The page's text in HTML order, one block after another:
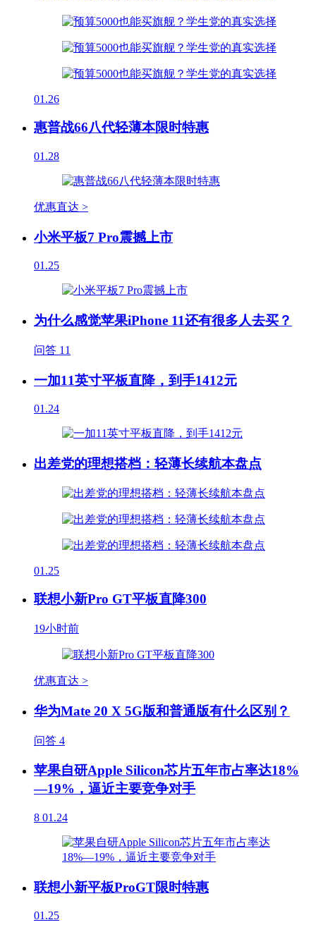
01.26
惠普战66八代轻薄本限时特惠
01.28
优惠直达 >
小米平板7 Pro震撼上市
01.25
为什么感觉苹果iPhone 11还有很多人去买？
问答 11
一加11英寸平板直降，到手1412元
01.24
出差党的理想搭档：轻薄长续航本盘点
01.25
联想小新Pro GT平板直降300
19小时前
优惠直达 >
华为Mate 20 X 5G版和普通版有什么区别？
问答 4
苹果自研Apple Silicon芯片五年市占率达18%
—19%，逼近主要竞争对手
8 01.24
联想小新平板ProGT限时特惠
01.25